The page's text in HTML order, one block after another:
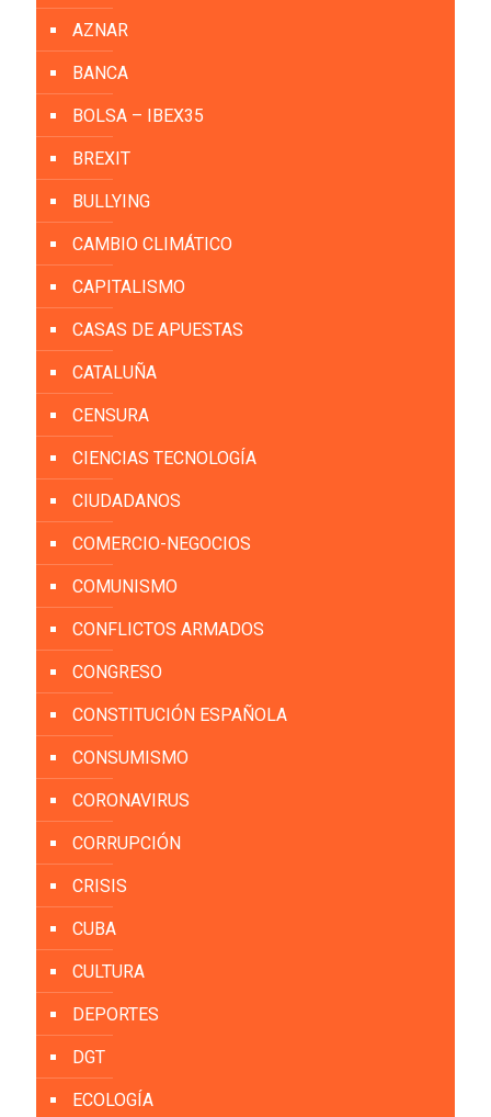
AZNAR
BANCA
BOLSA – IBEX35
BREXIT
BULLYING
CAMBIO CLIMÁTICO
CAPITALISMO
CASAS DE APUESTAS
CATALUÑA
CENSURA
CIENCIAS TECNOLOGÍA
CIUDADANOS
COMERCIO-NEGOCIOS
COMUNISMO
CONFLICTOS ARMADOS
CONGRESO
CONSTITUCIÓN ESPAÑOLA
CONSUMISMO
CORONAVIRUS
CORRUPCIÓN
CRISIS
CUBA
CULTURA
DEPORTES
DGT
ECOLOGÍA